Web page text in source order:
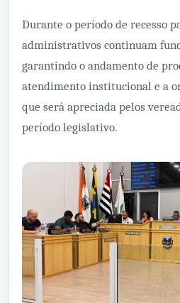
Durante o período de recesso
administrativos continuam
garantindo o andamento de
atendimento institucional e a
que será apreciada pelos
período legislativo.